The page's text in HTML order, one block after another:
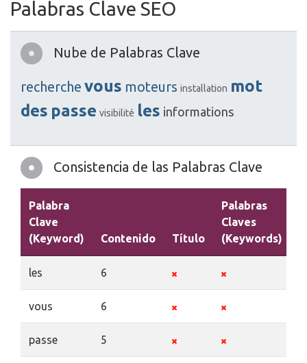
Palabras Clave SEO
Nube de Palabras Clave
recherche vous moteurs installation mot
des passe visibilité les informations
Consistencia de las Palabras Clave
Palabra
Clave
(Keyword)
Contenido Título
Palabras
Claves
(Keywords)
les 6
vous 6
passe 5